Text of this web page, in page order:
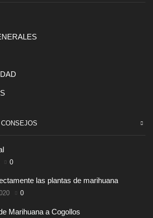
0
las plantas de marihuana
0
Marihuana a Cogollos